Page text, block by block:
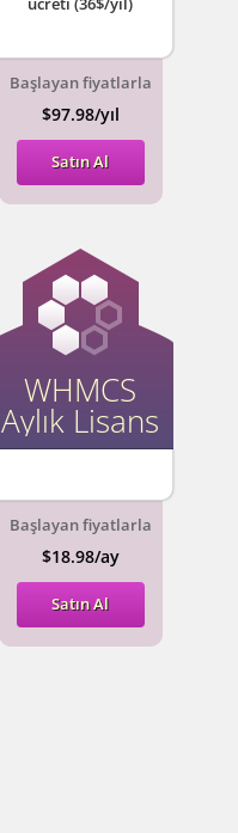
ücreti (36$/yıl)
Başlayan fiyatlarla
$97.98/yıl
Satın Al
WHMCS
Aylık Lisans
Başlayan fiyatlarla
$18.98/ay
Satın Al